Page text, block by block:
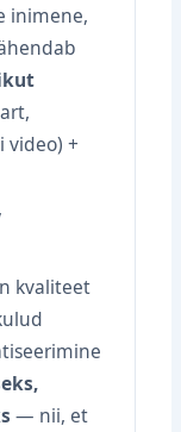
inimene,
video) +
kvaliteet
— nii, et